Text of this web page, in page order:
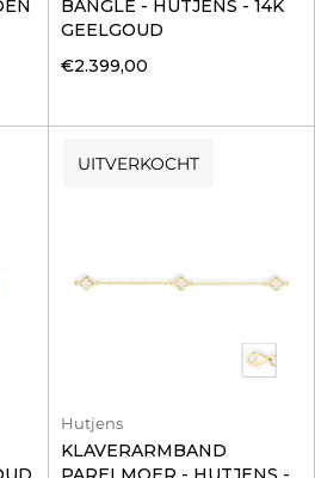
BANGLE - HUTJENS - 14K
GEELGOUD
€2.399,00
UITVERKOCHT
Hutjens
KLAVERARMBAND